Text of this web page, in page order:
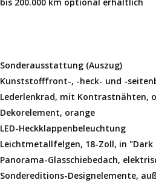
Sonderausstattung (Auszug)
Kunststofffront-, -heck- und -
Lederlenkrad, mit Kontrastnähten,
Dekorelement, orange
LED-Heckklappenbeleuchtung
Leichtmetallfelgen, 18-Zoll, in
Panorama-Glasschiebedach,
Sondereditions-Designelemente,